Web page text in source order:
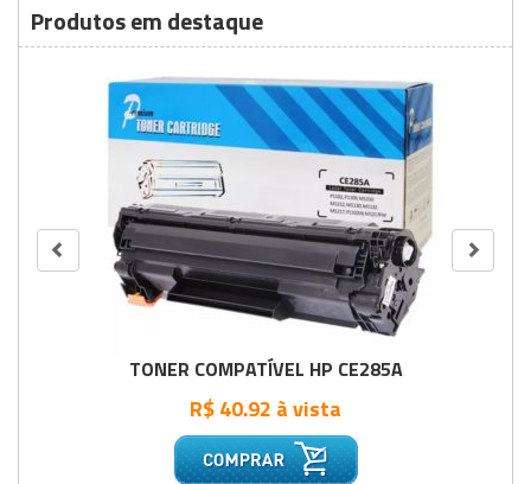
Produtos em destaque
TONER COMPATÍVEL HP CE285A
R$ 40.92 à vista